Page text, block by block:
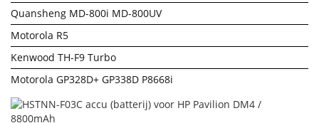
Quansheng MD-800i MD-800UV
Motorola R5
Kenwood TH-F9 Turbo
Motorola GP328D+ GP338D P8668i